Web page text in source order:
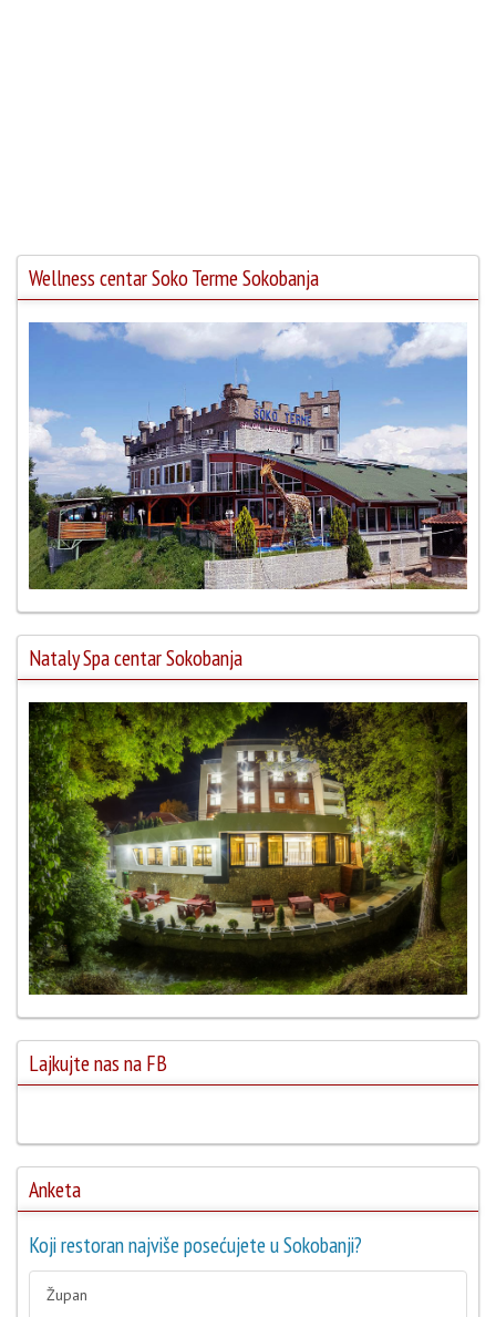
Wellness centar Soko Terme Sokobanja
Nataly Spa centar Sokobanja
Lajkujte nas na FB
Anketa
Koji restoran najviše posećujete u Sokobanji?
Župan